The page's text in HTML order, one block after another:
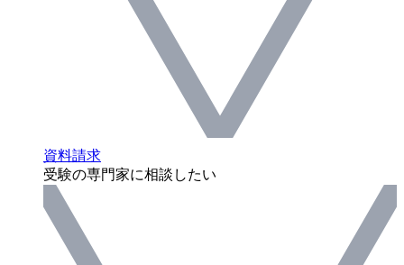
資料請求
受験の専門家に相談したい